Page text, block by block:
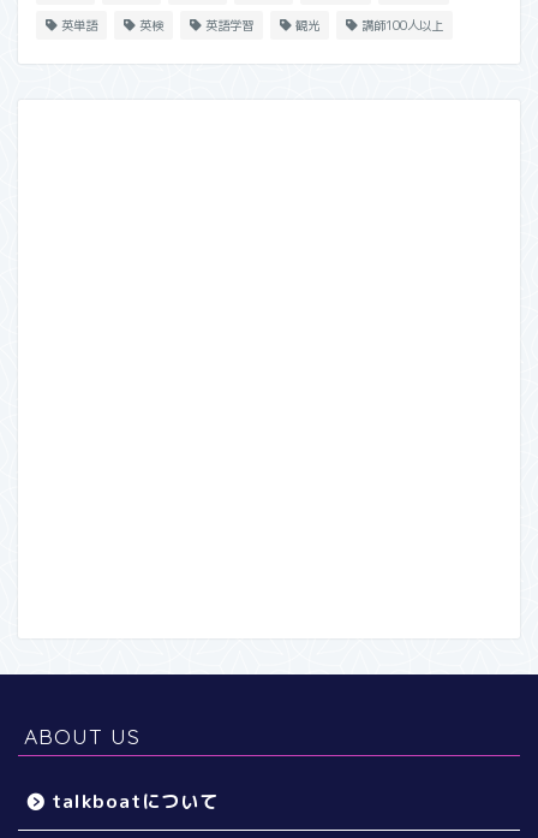
英単語 英検 英語学習 観光 講師100人以上
ABOUT US
talkboatについて